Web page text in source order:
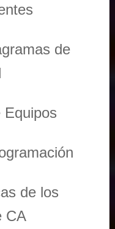
de
Equipos
de los
CA